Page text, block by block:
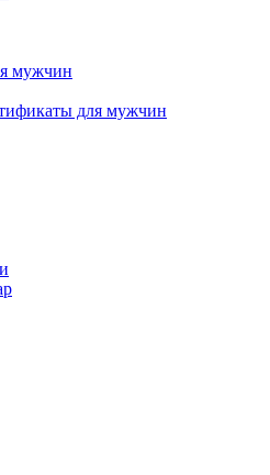
мужчин
для мужчин